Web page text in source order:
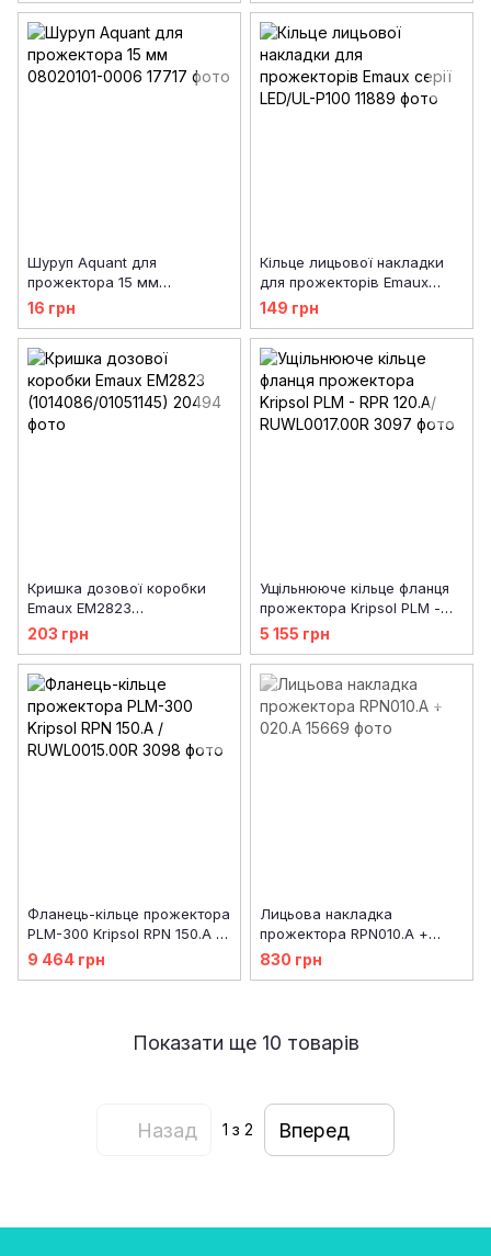
Шуруп Aquant для
прожектора 15 мм
08020101-0006
16 грн
Кільце лицьової накладки
для прожекторів Emaux
серії LED/UL-P100
149 грн
Кришка дозової коробки
Emaux EM2823
(1014086/01051145)
203 грн
Ущільнююче кільце фланця
прожектора Kripsol PLM -
RPR 120.A/ RUWL0017.00R
5 155 грн
Фланець-кільце прожектора
PLM-300 Kripsol RPN 150.A /
RUWL0015.00R
9 464 грн
Лицьова накладка
прожектора RPN010.A ​​+
020.A
830 грн
Показати ще 10 товарів
Назад 1 з 2 Вперед